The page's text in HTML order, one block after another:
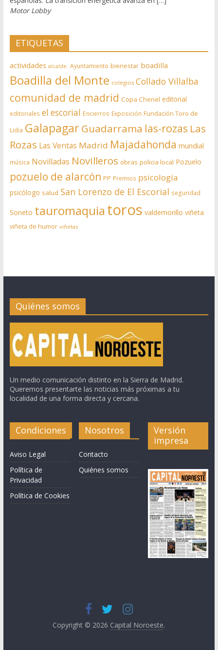
Motor Lobby
ETIQUETAS
actividades alcalde. Ayuntamiento bienestar boadilla
Boadilla del Monte colegios Collado Villalba
comunidad de madrid Copa Chenel editorial
editoriales el escorial Encierros Exposición Fundación Toro de
Lidia Galapagar Guadarrama las-rozas Las
Rozas Las Ventas Madrid Majadahonda mundial
música Novilladas Novilleros obras policia local Pozuelo
pozuelo de alarcón PP Premios psicología
psicólogo salud San Lorenzo de El Escorial seguridad
Soneto tauromaquia toros valdemorillo viñeta
viñeta de humor viñetas
Quiénes somos
Un medio comunicación distinto en la Sierra de Madrid.
Queremos presentarte las noticias más próximas a tu
localidad de una forma directa y cercana.
Condiciones
Aviso Legal
Política de
Privacidad
Política de Cookies
Nosotros
Contacto
Quiénes somos
Versión
impresa
Copyright © 2026 Capital Noroeste.